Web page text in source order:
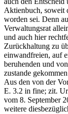
Aktienbuch, soweit
worden sei. Denn
Verwaltungsrat
und auch hier
Zurückhaltung zu
einwandfreien, auf
beruhenden und
zustande
Aus den von der
E. 3.2 in fine; zit.
vom 8. September
weitere